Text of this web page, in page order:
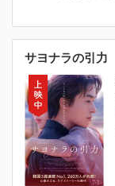
サヨナラの引⼒